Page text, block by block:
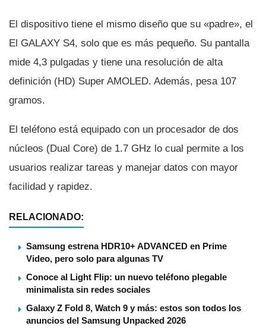
El dispositivo tiene el mismo diseño que su «padre», el
El GALAXY S4, solo que es más pequeño. Su pantalla
mide 4,3 pulgadas y tiene una resolución de alta
definición (HD) Super AMOLED. Además, pesa 107
gramos.
El teléfono está equipado con un procesador de dos
núcleos (Dual Core) de 1.7 GHz lo cual permite a los
usuarios realizar tareas y manejar datos con mayor
facilidad y rapidez.
RELACIONADO:
Samsung estrena HDR10+ ADVANCED en Prime
Video, pero solo para algunas TV
Conoce al Light Flip: un nuevo teléfono plegable
minimalista sin redes sociales
Galaxy Z Fold 8, Watch 9 y más: estos son todos los
anuncios del Samsung Unpacked 2026